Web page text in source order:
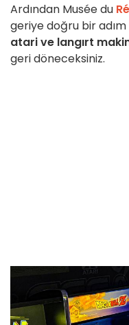
Ardından Musée du
geriye doğru bir adım
atari ve langırt
geri döneceksiniz.